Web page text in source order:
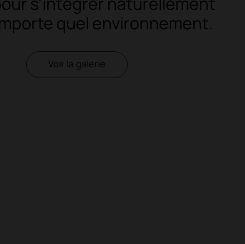
quel environnement.
Voir la galerie